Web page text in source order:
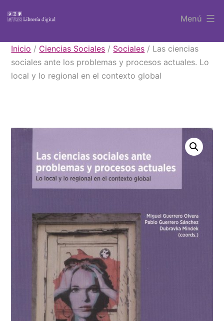
contenido
Libros
UAEM
Menú
Inicio / Ciencias Sociales / Sociales / Las ciencias
sociales ante los problemas y procesos actuales. Lo
local y lo regional en el contexto global